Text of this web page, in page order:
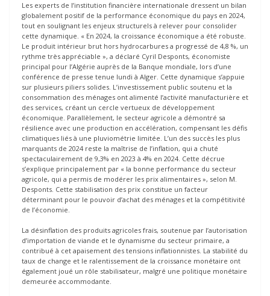
Les experts de l’institution financière internationale dressent un bilan
globalement positif de la performance économique du pays en 2024,
tout en soulignant les enjeux structurels à relever pour consolider
cette dynamique. « En 2024, la croissance économique a été robuste.
Le produit intérieur brut hors hydrocarbures a progressé de 4,8 %, un
rythme très appréciable », a déclaré Cyril Desponts, économiste
principal pour l’Algérie auprès de la Banque mondiale, lors d’une
conférence de presse tenue lundi à Alger. Cette dynamique s’appuie
sur plusieurs piliers solides. L’investissement public soutenu et la
consommation des ménages ont alimenté l’activité manufacturière et
des services, créant un cercle vertueux de développement
économique. Parallèlement, le secteur agricole a démontré sa
résilience avec une production en accélération, compensant les défis
climatiques liés à une pluviométrie limitée. L’un des succès les plus
marquants de 2024 reste la maîtrise de l’inflation, qui a chuté
spectaculairement de 9,3% en 2023 à 4% en 2024. Cette décrue
s’explique principalement par « la bonne performance du secteur
agricole, qui a permis de modérer les prix alimentaires », selon M.
Desponts. Cette stabilisation des prix constitue un facteur
déterminant pour le pouvoir d’achat des ménages et la compétitivité
de l’économie.
La désinflation des produits agricoles frais, soutenue par l’autorisation
d’importation de viande et le dynamisme du secteur primaire, a
contribué à cet apaisement des tensions inflationnistes. La stabilité du
taux de change et le ralentissement de la croissance monétaire ont
également joué un rôle stabilisateur, malgré une politique monétaire
demeurée accommodante.